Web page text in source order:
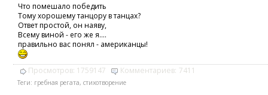
Что помешало победить
Тому хорошему танцору в танцах?
Ответ простой, он наяву,
Всему виной - его же я....
правильно вас понял - американцы!
Просмотров: 1759147 Комментариев: 7411
Теги: гребная регата, стихотворение